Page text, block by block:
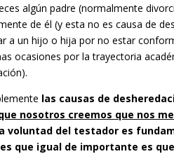
algún padre (normalmente
de él (y esta no es causa de
a un hijo o hija por no estar
ocasiones por la trayectoria
las causas de
nosotros creemos que nos
voluntad del testador es
que igual de importante es